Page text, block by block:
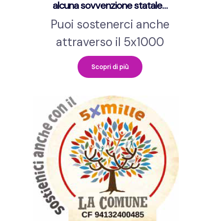
alcuna sovvenzione statale…
Puoi sostenerci anche
attraverso il 5x1000
Scopri di più